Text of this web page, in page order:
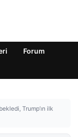
Forum
Trump’ın ilk